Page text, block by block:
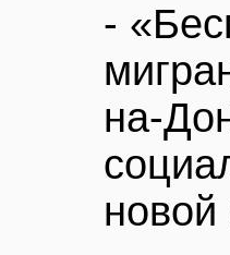
-
на-
новой